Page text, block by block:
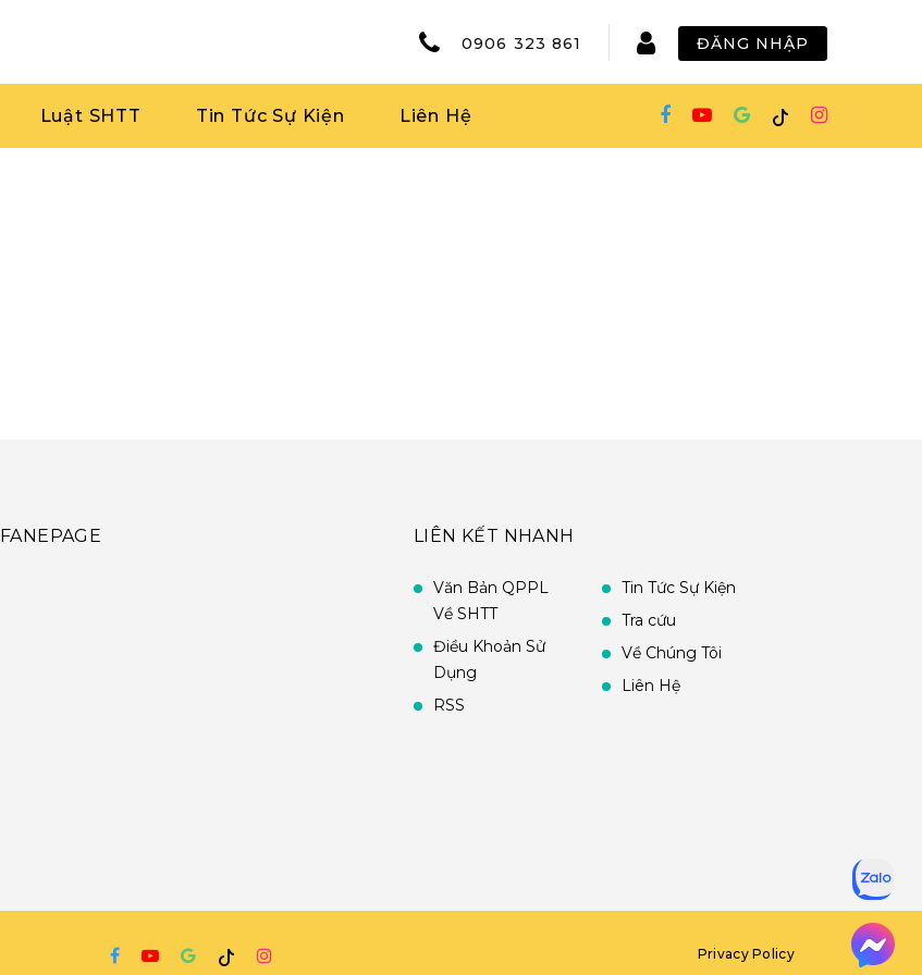
0906 323 861 ĐĂNG NHẬP
Luật SHTT Tin Tức Sự Kiện Liên Hệ
FANEPAGE LIÊN KẾT NHANH
Văn Bản QPPL
Về SHTT
Điều Khoản Sử
Dụng
RSS
Tin Tức Sự Kiện
Tra cứu
Về Chúng Tôi
Liên Hệ
Privacy Policy